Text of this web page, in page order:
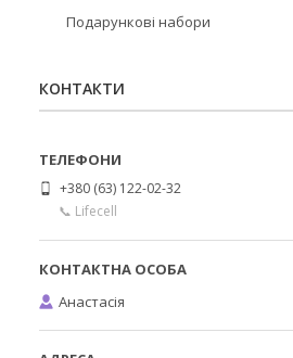
Подарункові набори
КОНТАКТИ
+380 (63) 122-02-32
📞 Lifecell
Анастасія